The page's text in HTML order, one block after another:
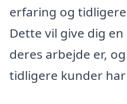
erfaring og
Dette vil give dig
deres arbejde er,
tidligere kunder